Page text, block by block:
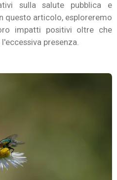
sulla salute pubblica e
questo articolo, esploreremo
impatti positivi oltre che
presenza.